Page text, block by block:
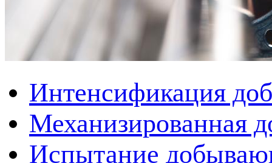
Интенсификация
Механизированная
Испытание